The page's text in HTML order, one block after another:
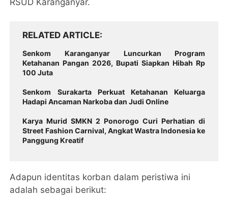
RSUD Karanganyar.
RELATED ARTICLE
Senkom Karanganyar Luncurkan Program
Ketahanan Pangan 2026, Bupati Siapkan Hibah Rp
100 Juta
Senkom Surakarta Perkuat Ketahanan Keluarga
Hadapi Ancaman Narkoba dan Judi Online
Karya Murid SMKN 2 Ponorogo Curi Perhatian di
Street Fashion Carnival, Angkat Wastra Indonesia ke
Panggung Kreatif
Adapun identitas korban dalam peristiwa ini
adalah sebagai berikut: